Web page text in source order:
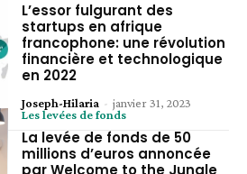
L’essor fulgurant des
startups en afrique
francophone: une révolution
financière et technologique
en 2022
Joseph-Hilaria - janvier 31, 2023
Les levées de fonds
La levée de fonds de 50
millions d’euros annoncée